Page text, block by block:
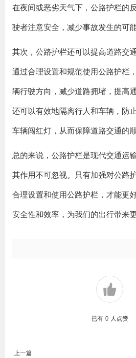
在夜间或恶劣天气下，公路护栏的
驶者注意安全，减少事故发生的可能
其次，公路护栏还可以提高道路交
通过合理设置和规范使用公路护栏
辆行驶方向，减少道路拥堵，提高
还可以有效地隔离行人和车辆，防
车辆闯红灯，从而保障道路交通的顺
总的来说，公路护栏是现代交通运
其作用不可忽视。只有加强对公路
合理设置和使用公路护栏，才能更
安全性和效率，为我们的出行带来
已有 0 人点赞
上一篇